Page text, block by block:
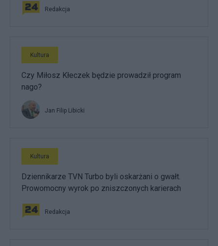
Redakcja
Kultura
Czy Miłosz Kłeczek będzie prowadził program
nago?
Jan Filip Libicki
Kultura
Dziennikarze TVN Turbo byli oskarżani o gwałt.
Prowomocny wyrok po zniszczonych karierach
Redakcja